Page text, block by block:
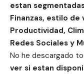
estan
Finanzas, estilo de
Productividad,
Redes Sociales y
No he descargado
ver si estan